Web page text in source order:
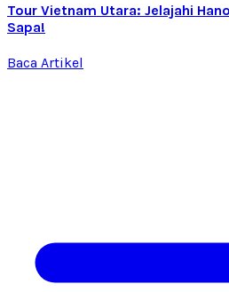
Tour Vietnam Utara: Jelajahi
Sapa!
Baca Artikel